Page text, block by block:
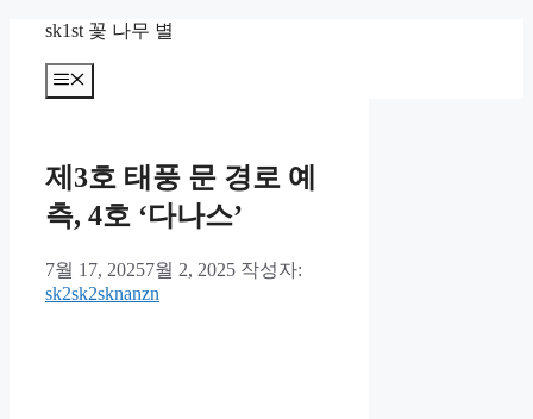
sk1st 꽃 나무 별
메
뉴
제3호 태풍 문 경로 예
측, 4호 ‘다나스’
7월 17, 20257월 2, 2025 작성자:
sk2sk2sknanzn